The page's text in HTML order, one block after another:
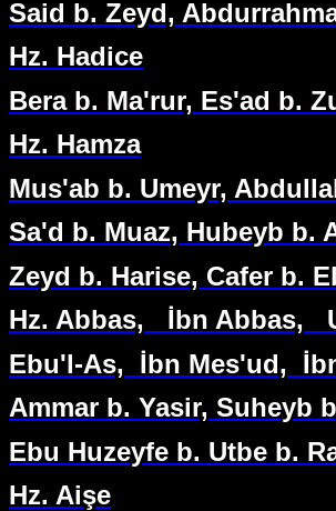
Said b. Zeyd,
Hz. Hadice
Bera b. Ma'rur, Es'ad b.
Hz. Hamza
Mus'ab b. Umeyr,
Sa'd b. Muaz, Hubeyb b.
Zeyd b. Harise, Cafer b.
Hz. Abbas,
İbn Abbas,
Ebu'l-As,
İbn Mes'ud,
Ammar b. Yasir, Suheyb
Ebu Huzeyfe b. Utbe b.
Hz. Aişe